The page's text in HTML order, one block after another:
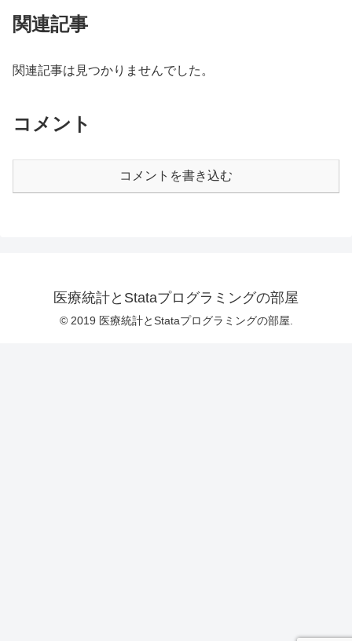
関連記事
関連記事は見つかりませんでした。
コメント
コメントを書き込む
医療統計とStataプログラミングの部屋
© 2019 医療統計とStataプログラミングの部屋.